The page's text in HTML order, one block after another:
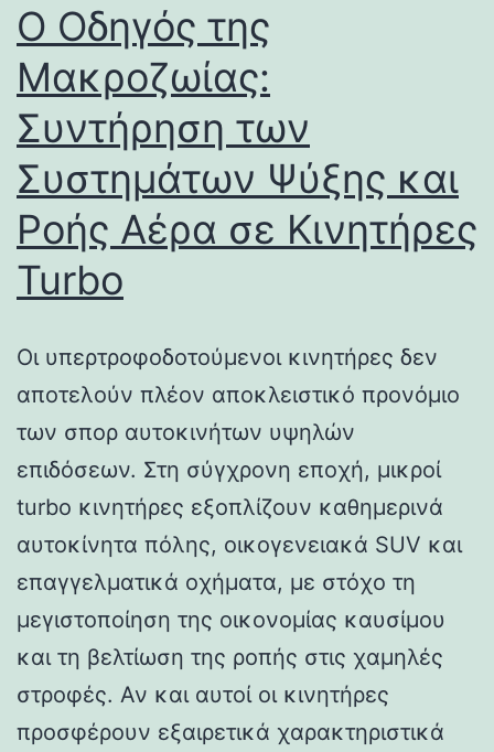
Ο Οδηγός της
Μακροζωίας:
Συντήρηση των
Συστημάτων Ψύξης και
Ροής Αέρα σε Κινητήρες
Turbo
Οι υπερτροφοδοτούμενοι κινητήρες δεν
αποτελούν πλέον αποκλειστικό προνόμιο
των σπορ αυτοκινήτων υψηλών
επιδόσεων. Στη σύγχρονη εποχή, μικροί
turbo κινητήρες εξοπλίζουν καθημερινά
αυτοκίνητα πόλης, οικογενειακά SUV και
επαγγελματικά οχήματα, με στόχο τη
μεγιστοποίηση της οικονομίας καυσίμου
και τη βελτίωση της ροπής στις χαμηλές
στροφές. Αν και αυτοί οι κινητήρες
προσφέρουν εξαιρετικά χαρακτηριστικά